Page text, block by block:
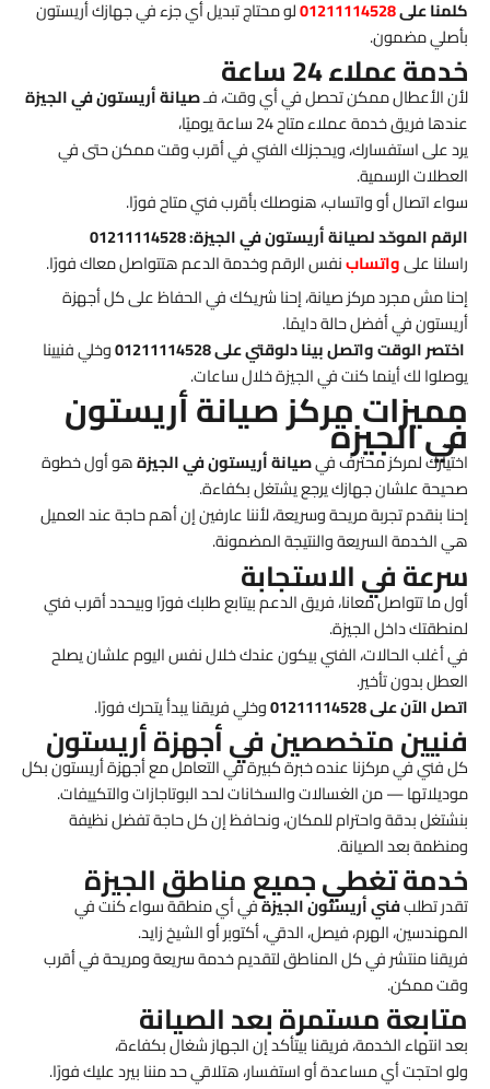
كلمنا على
لو محتاج تبديل أي جزء في جهازك أريستون
بأصلي مضمون.
خدمة عملاء 24 ساعة
لأن الأعطال ممكن تحصل في أي وقت، فـصيانة أريستون في الجيزة
عندها فريق خدمة عملاء متاح 24 ساعة يوميًا،
يرد على استفسارك، ويحجزلك الفني في أقرب وقت ممكن حتى في
العطلات الرسمية.
سواء اتصال أو واتساب، هنوصلك بأقرب فني متاح فورًا.
الرقم الموحّد لصيانة أريستون في الجيزة: 01211114528
راسلنا علىواتسابنفس الرقم وخدمة الدعم هتتواصل معاك فورًا.
إحنا مش مجرد مركز صيانة، إحنا شريكك في الحفاظ على كل أجهزة
أريستون في أفضل حالة دايمًا.
اختصر الوقت واتصل بينا دلوقتي على 01211114528
وخلي فنيينا
يوصلوا لك أينما كنت في الجيزة خلال ساعات.
مميزات مركز صيانة أريستون
في الجيزة
اختيارك لمركز محترف فيصيانة أريستون في الجيزةهو أول خطوة
صحيحة علشان جهازك يرجع يشتغل بكفاءة.
إحنا بنقدم تجربة مريحة وسريعة، لأننا عارفين إن أهم حاجة عند العميل
هي الخدمة السريعة والنتيجة المضمونة.
سرعة في الاستجابة
أول ما تتواصل معانا، فريق الدعم بيتابع طلبك فورًا وبيحدد أقرب فني
لمنطقتك داخل الجيزة.
في أغلب الحالات، الفني بيكون عندك خلال نفس اليوم علشان يصلح
العطل بدون تأخير.
اتصل الآن على 01211114528
وخلي فريقنا يبدأ يتحرك فورًا.
فنيين متخصصين في أجهزة أريستون
كل فني في مركزنا عنده خبرة كبيرة في التعامل مع أجهزة أريستون بكل
موديلاتها — من الغسالات والسخانات لحد البوتاجازات والتكييفات.
بنشتغل بدقة واحترام للمكان، ونحافظ إن كل حاجة تفضل نظيفة
ومنظمة بعد الصيانة.
خدمة تغطي جميع مناطق الجيزة
تقدر تطلبفني أريستون الجيزةفي أي منطقة سواء كنت في
المهندسين، الهرم، فيصل، الدقي، أكتوبر أو الشيخ زايد.
فريقنا منتشر في كل المناطق لتقديم خدمة سريعة ومريحة في أقرب
وقت ممكن.
متابعة مستمرة بعد الصيانة
بعد انتهاء الخدمة، فريقنا بيتأكد إن الجهاز شغال بكفاءة،
ولو احتجت أي مساعدة أو استفسار، هتلاقي حد مننا بيرد عليك فورًا.